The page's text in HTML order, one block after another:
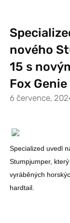
nového
15 s
Fox Genie
6 července,
Specialized uvedl
Stumpjumper,
vyráběných
hardtail.